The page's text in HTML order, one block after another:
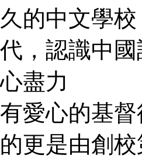
的中文學
，認識中
盡力
愛心的基
更是由創